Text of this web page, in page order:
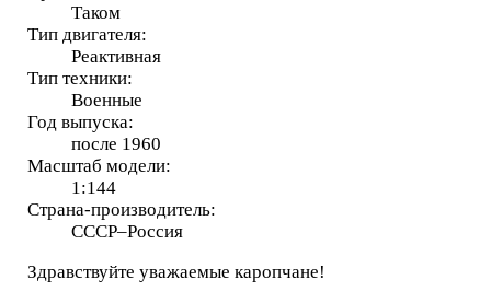
Таком
Тип двигателя:
Реактивная
Тип техники:
Военные
Год выпуска:
после 1960
Масштаб модели:
1:144
Страна-производитель:
СССР–Россия
Здравствуйте уважаемые каропчане!